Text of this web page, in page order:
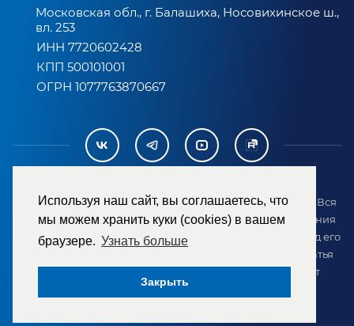
Используя наш сайт, вы соглашаетесь, что
мы можем хранить куки (cookies) в вашем
браузере. Узнать больше
Закрыть
Московская обл., г. Балашиха, Носовихинское ш.,
вл. 253
ИНН 7720602428
КПП 500101001
ОГРН 1077763870667
2007-2026 © ООО «ТД «РЕМЕЗА». Все права защищены. Вся
информация на сайте размещена в целях предоставления
возможности покупателю ознакомиться с товаром перед его
приобретением и не является публичной офертой (статья
437 ГК РФ). Внешний вид товара может отличаться от
представленного на сайте.